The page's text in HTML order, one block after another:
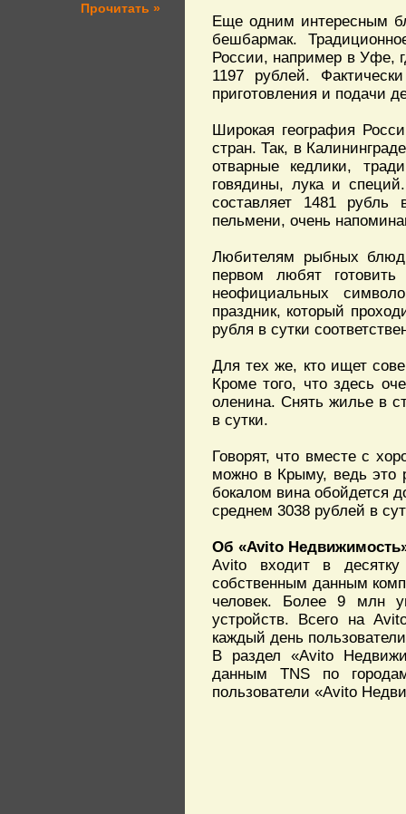
Прочитать »
Еще одним интересным
бешбармак.
России, например в Уфе,
1197 рублей.
приготовления и подачи
Широкая география
стран. Так, в
отварные кедлики,
говядины, лука и
составляет 1481 рубль
пельмени, очень
Любителям рыбных блюд
первом любят
неофициальных
праздник, который
рубля в сутки
Для тех же, кто ищет
Кроме того, что здесь
оленина. Снять жилье в
в сутки.
Говорят, что вместе с
можно в Крыму, ведь это
бокалом вина обойдется
среднем 3038 рублей в
Об «Avito
Avito входит в
собственным данным
человек. Более 9 млн
устройств. Всего на
каждый день
В раздел «Avito
данным TNS по
пользователи «Avito